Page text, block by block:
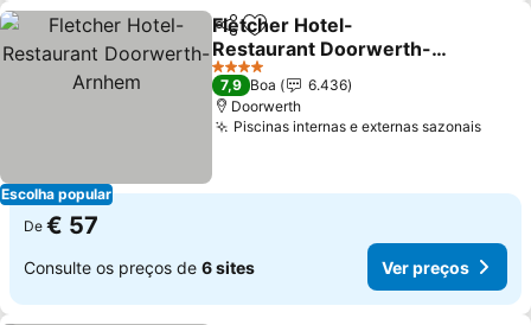
Escolha popular
PartilharAdicionar aos favoritos
Fletcher Hotel-
Restaurant Doorwerth-
Arnhem
Ver preços
4 Estrelas
7,9 Boa
6.436
Doorwerth
Piscinas internas e externas sazonaisVer
De € 57
Consulte os preços de 6 sites Ver preços